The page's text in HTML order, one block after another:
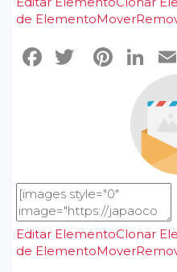
de ElementoMover
Facebook
Twitter
Editar ElementoClonar
de ElementoMover